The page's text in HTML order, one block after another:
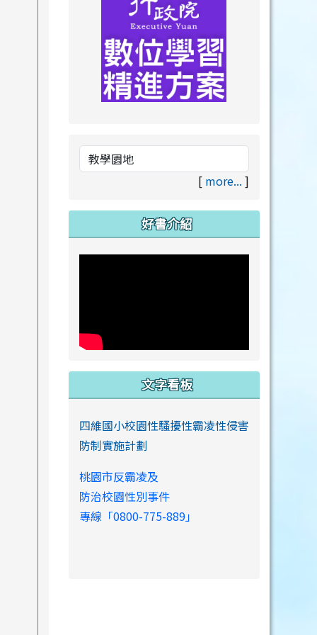
[ more... ]
好書介紹
文字看板
四維國小校園性騷擾性霸凌性侵害
防制實施計劃
桃園市反霸凌及
防治校園性別事件
專線「0800-775-889」